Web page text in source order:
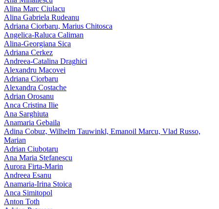
Alina Marc Ciulacu
Alina Gabriela Rudeanu
Adriana Ciorbaru, Marius Chitosca
Angelica-Raluca Caliman
Alina-Georgiana Sica
Adriana Cerkez
Andreea-Catalina Draghici
Alexandru Macovei
Adriana Ciorbaru
Alexandra Costache
Adrian Orosanu
Anca Cristina Ilie
Ana Sarghiuta
Anamaria Gebaila
Adina Cobuz, Wilhelm Tauwinkl, Emanoil Marcu, Vlad Russo,
Marian
Adrian Ciubotaru
Ana Maria Stefanescu
Aurora Firta-Marin
Andreea Esanu
Anamaria-Irina Stoica
Anca Simitopol
Anton Toth